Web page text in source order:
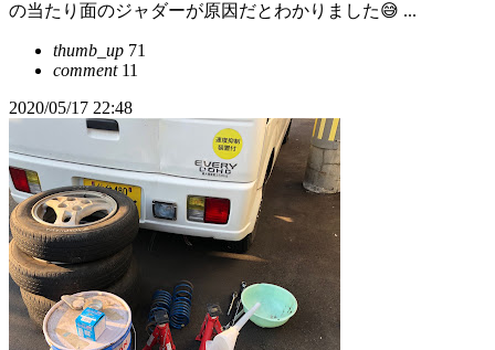
の当たり面のジャダーが原因だとわかりました😅 ...
thumb_up 71
comment11
2020/05/17 22:48